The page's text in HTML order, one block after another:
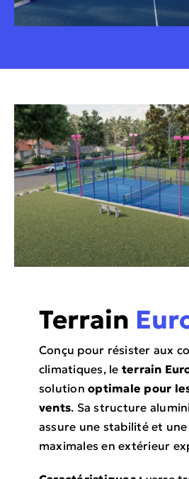
Terrain
Conçu pour résister aux
climatiques, le terrain
solutionoptimale pour
vents. Sa structure
assure une stabilité et
maximales en extérieur